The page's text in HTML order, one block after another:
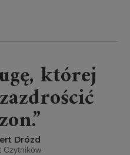
której
Drózd
Czytników